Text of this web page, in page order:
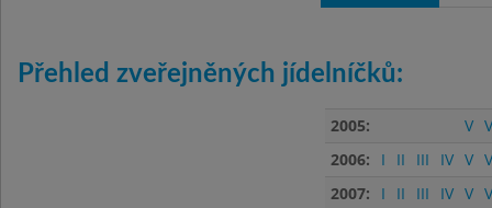
Přehled zveřejněných jídelníčků:
2005: V
2006:
I II III IV V
2007:
I II III IV V